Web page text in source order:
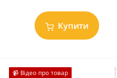
Купити
📹 Відео про товар